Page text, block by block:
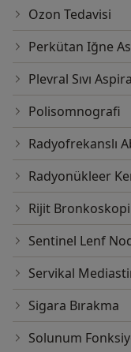
Ozon Tedavisi
Perkütan Iğne
Plevral Sıvı
Polisomnografi
Radyofrekanslı
Radyonükleer
Rijit Bronkoskopi
Sentinel Lenf
Servikal
Sigara Bırakma
Solunum